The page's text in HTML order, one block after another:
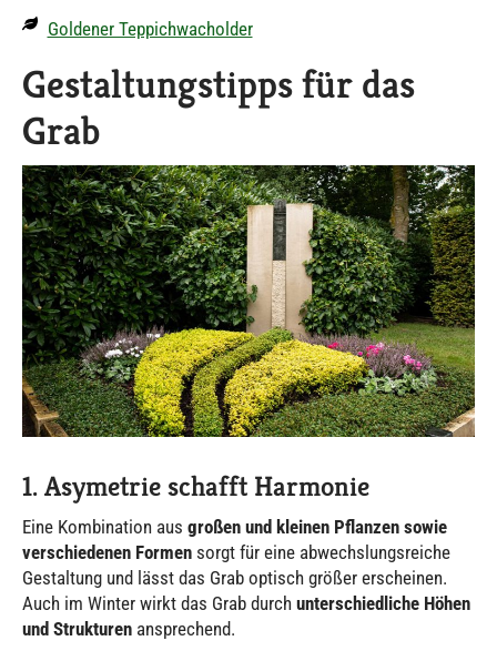
Goldener Teppichwacholder
Gestaltungstipps für das
Grab
1. Asymetrie schafft Harmonie
Eine Kombination aus großen und kleinen Pflanzen sowie
verschiedenen Formen sorgt für eine abwechslungsreiche
Gestaltung und lässt das Grab optisch größer erscheinen.
Auch im Winter wirkt das Grab durch unterschiedliche Höhen
und Strukturen ansprechend.